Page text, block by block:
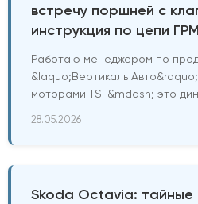
встречу поршней с
инструкция по цепи ГРМ
Работаю менеджером по
&laquo;Вертикаль
моторами TSI &mdash; это
28.05.2026
Skoda Octavia: тайные